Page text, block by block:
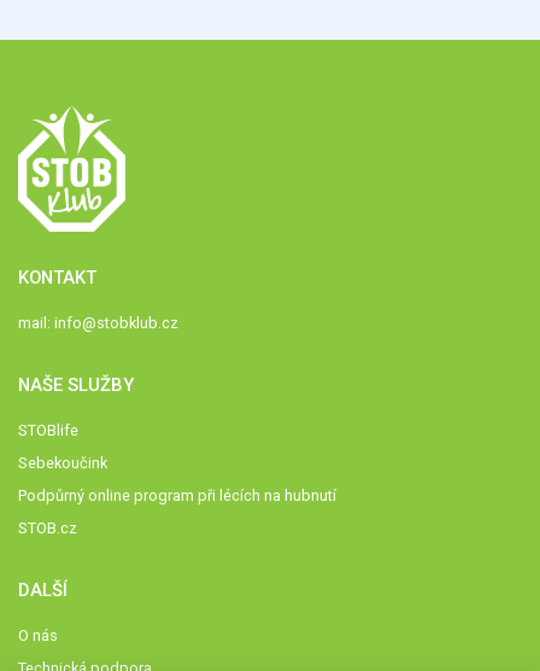
KONTAKT
mail: info@stobklub.cz
NAŠE SLUŽBY
STOBlife
Sebekoučink
Podpůrný online program při lécích na hubnutí
STOB.cz
DALŠÍ
O nás